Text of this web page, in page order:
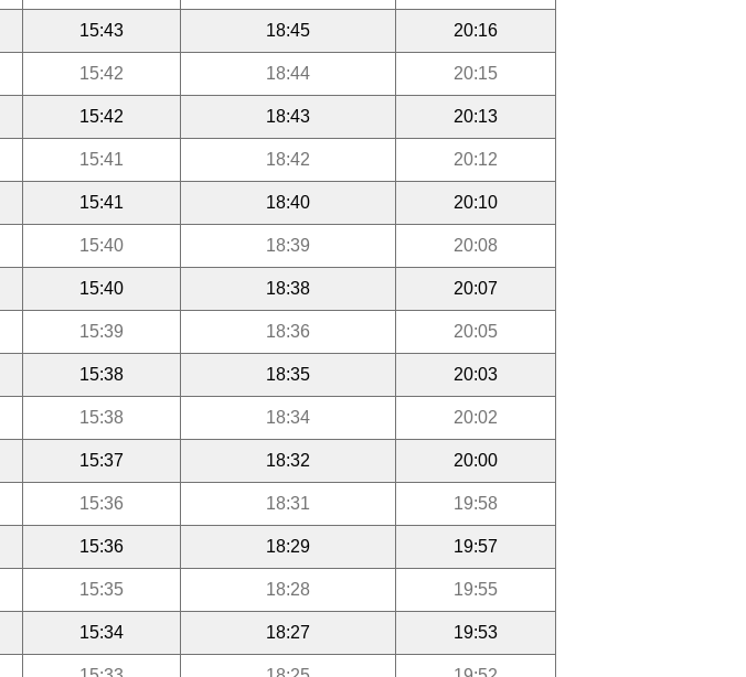
15:43 18:45 20:16
15:42 18:44 20:15
15:42 18:43 20:13
15:41 18:42 20:12
15:41 18:40 20:10
15:40 18:39 20:08
15:40 18:38 20:07
15:39 18:36 20:05
15:38 18:35 20:03
15:38 18:34 20:02
15:37 18:32 20:00
15:36 18:31 19:58
15:36 18:29 19:57
15:35 18:28 19:55
15:34 18:27 19:53